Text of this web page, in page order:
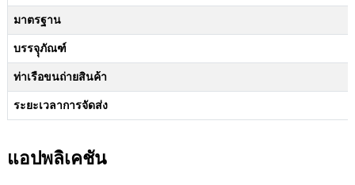
มาตรฐาน
บรรจุุภัณฑ์
ท่าเรือขนถ่ายสินค้า
ระยะเวลาการจัดส่ง
แอปพลิเคชัน